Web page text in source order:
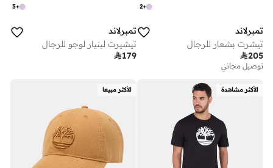
+
2
تمبرلاند
تيشرت بشعار للرجال
205
توصيل مجاني
+
5
تمبرلاند
تيشيرت لينيار لوجو للرجال
179
الأكثر مشاهدة الأكثر مبيعا